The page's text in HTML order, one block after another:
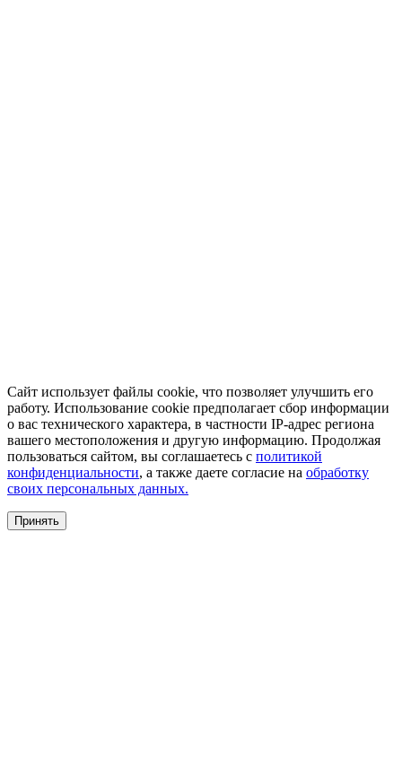
Сайт использует файлы cookie, что позволяет улучшить его
работу. Использование cookie предполагает сбор информации
о вас технического характера, в частности IP-адрес региона
вашего местоположения и другую информацию. Продолжая
пользоваться сайтом, вы соглашаетесь с политикой
конфиденциальности, а также даете согласие на обработку
своих персональных данных.
Принять